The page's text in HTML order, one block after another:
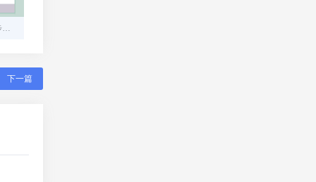
挂机宝实名认证全攻略：步骤、注意事项与常见问题解答
下一篇